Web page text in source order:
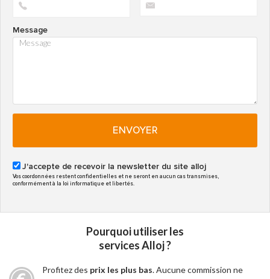
Message
ENVOYER
J'accepte de recevoir la newsletter du site alloj
Vos coordonnées restent confidentielles et ne seront en aucun cas transmises,
conformément à la loi informatique et libertés.
Pourquoi utiliser les
services Alloj ?
Profitez des prix les plus bas. Aucune commission ne